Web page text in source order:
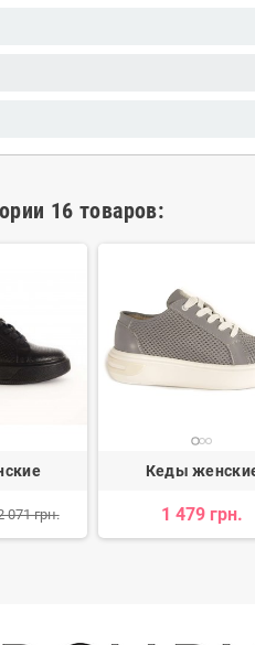
16 товаров:
071 грн.
Кеды
1 479 грн.